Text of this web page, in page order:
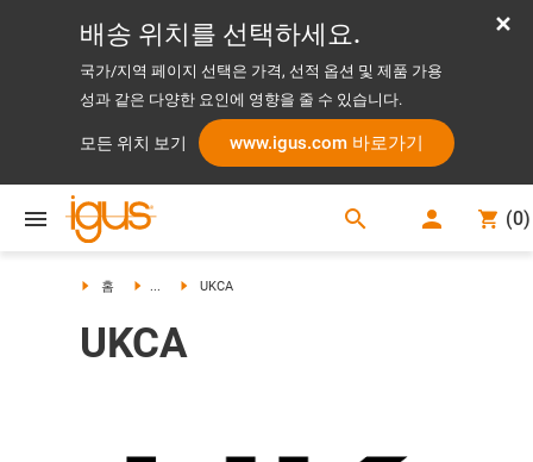
배송 위치를 선택하세요.
국가/지역 페이지 선택은 가격, 선적 옵션 및 제품 가용
성과 같은 다양한 요인에 영향을 줄 수 있습니다.
모든 위치 보기 www.igus.com 바로가기
search (0)
홈 ... UKCA
UKCA